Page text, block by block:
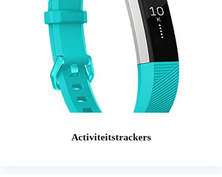
Activiteitstrackers